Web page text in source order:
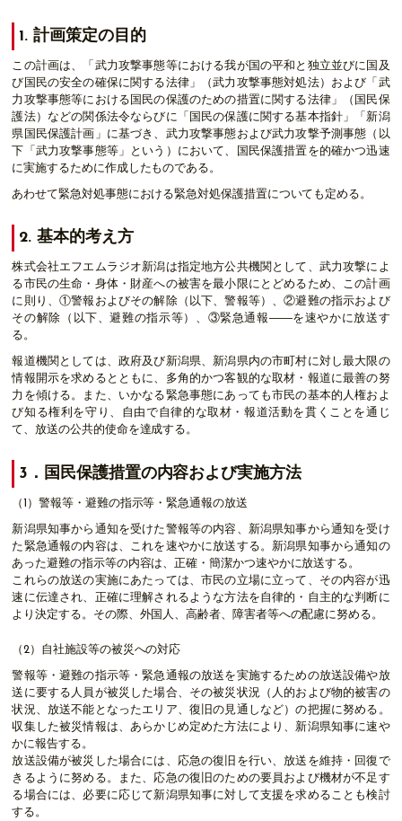
1. 計画策定の目的
この計画は、「武力攻撃事態等における我が国の平和と独立並びに国及
び国民の安全の確保に関する法律」（武力攻撃事態対処法）および「武
力攻撃事態等における国民の保護のための措置に関する法律」（国民保
護法）などの関係法令ならびに「国民の保護に関する基本指針」「新潟
県国民保護計画」に基づき、武力攻撃事態および武力攻撃予測事態（以
下「武力攻撃事態等」という）において、国民保護措置を的確かつ迅速
に実施するために作成したものである。
あわせて緊急対処事態における緊急対処保護措置についても定める。
2. 基本的考え方
株式会社エフエムラジオ新潟は指定地方公共機関として、武力攻撃によ
る市民の生命・身体・財産への被害を最小限にとどめるため、この計画
に則り、①警報およびその解除（以下、警報等）、②避難の指示および
その解除（以下、避難の指示等）、③緊急通報――を速やかに放送す
る。
報道機関としては、政府及び新潟県、新潟県内の市町村に対し最大限の
情報開示を求めるとともに、多角的かつ客観的な取材・報道に最善の努
力を傾ける。また、いかなる緊急事態にあっても市民の基本的人権およ
び知る権利を守り、自由で自律的な取材・報道活動を貫くことを通じ
て、放送の公共的使命を達成する。
3．国民保護措置の内容および実施方法
（1）警報等・避難の指示等・緊急通報の放送
新潟県知事から通知を受けた警報等の内容、新潟県知事から通知を受け
た緊急通報の内容は、これを速やかに放送する。新潟県知事から通知の
あった避難の指示等の内容は、正確・簡潔かつ速やかに放送する。
これらの放送の実施にあたっては、市民の立場に立って、その内容が迅
速に伝達され、正確に理解されるような方法を自律的・自主的な判断に
より決定する。その際、外国人、高齢者、障害者等への配慮に努める。
（2）自社施設等の被災への対応
警報等・避難の指示等・緊急通報の放送を実施するための放送設備や放
送に要する人員が被災した場合、その被災状況（人的および物的被害の
状況、放送不能となったエリア、復旧の見通しなど）の把握に努める。
収集した被災情報は、あらかじめ定めた方法により、新潟県知事に速や
かに報告する。
放送設備が被災した場合には、応急の復旧を行い、放送を維持・回復で
きるように努める。また、応急の復旧のための要員および機材が不足す
る場合には、必要に応じて新潟県知事に対して支援を求めることも検討
する。